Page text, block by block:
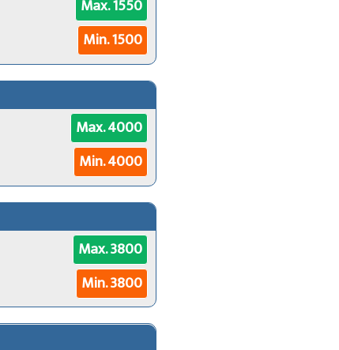
Max. 1550
Min. 1500
Max. 4000
Min. 4000
Max. 3800
Min. 3800